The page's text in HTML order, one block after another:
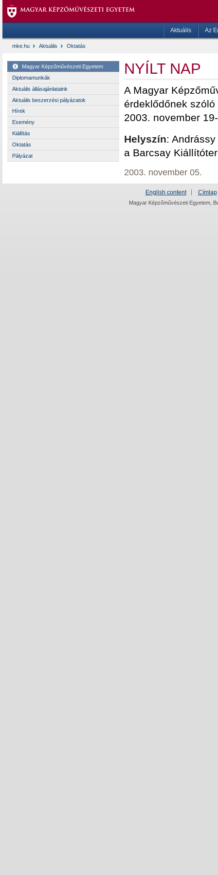
Aktuális Az
mke.hu Aktuális Oktatás
Magyar Képzőművészeti Egyetem
Diplomamunkák
Aktuális állásajánlataink
Aktuális beszerzési pályázatok
Hírek
Esemény
Kiállítás
Oktatás
Pályázat
NYÍLT NAP
A Magyar
érdeklődőnek
2003. november
Helyszín:
a Barcsay
2003. november 05.
English content Címlap
Magyar Képzőművészeti Egyetem,